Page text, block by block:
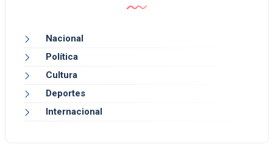
Nacional
Política
Cultura
Deportes
Internacional